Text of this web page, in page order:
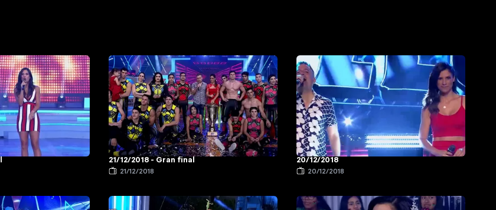
21/12/2018 - Gran final
21/12/2018
20/12/2018
20/12/2018